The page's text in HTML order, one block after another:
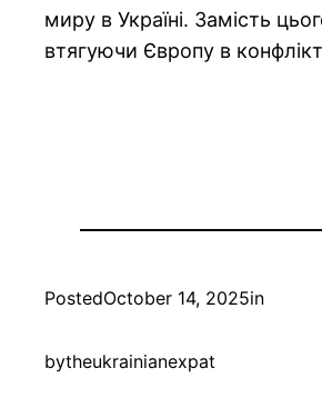
миру в Україні. Замість
втягуючи Європу в
PostedOctober 14, 2025in
bytheukrainianexpat